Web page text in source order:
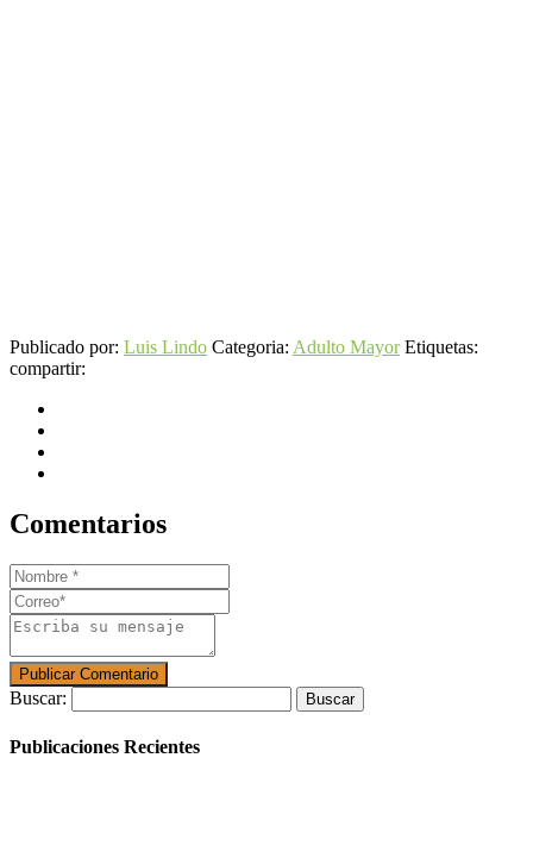
Publicado por: Luis Lindo Categoria: Adulto Mayor Etiquetas:
compartir:
Comentarios
Buscar:
Publicaciones Recientes